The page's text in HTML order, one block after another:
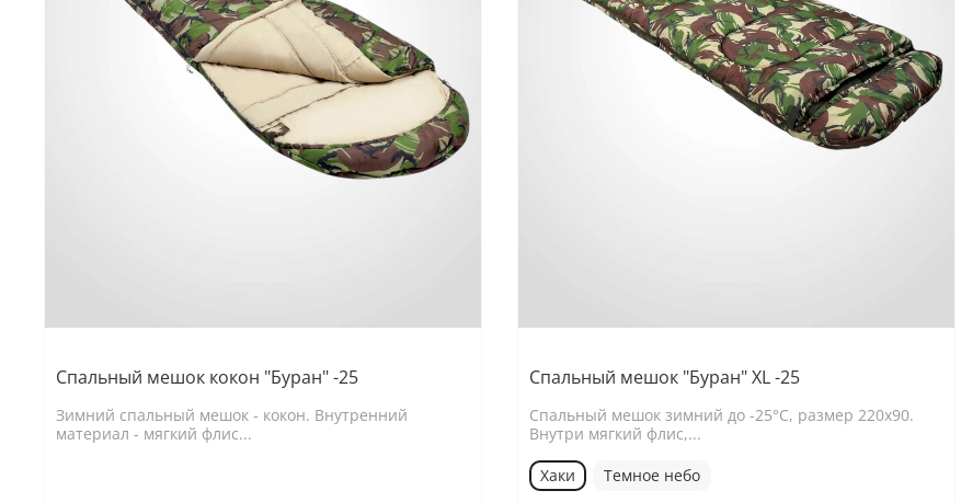
Спальный мешок кокон "Буран" -25
Зимний спальный мешок - кокон. Внутренний
материал - мягкий флис...
Спальный мешок "Буран" XL -25
Спальный мешок зимний до -25°C, размер 220x90.
Внутри мягкий флис,...
Хаки
Темное небо